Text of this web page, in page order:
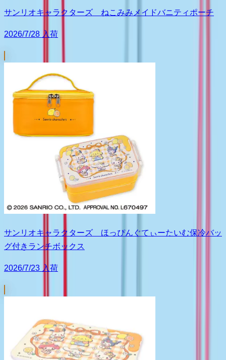
サンリオキャラクターズ ねこみみメイドバニティポーチ
2026/7/28 入荷
サンリオキャラクターズ ほっぴんぐてぃーたいむ保冷バッ
グ付きランチボックス
2026/7/23 入荷